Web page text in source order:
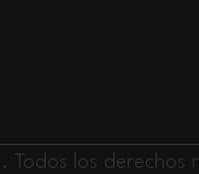
los derechos